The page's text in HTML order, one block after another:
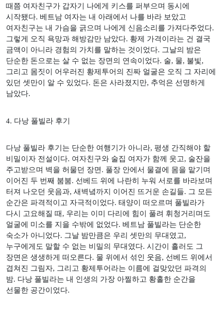
때쯤 여자친구가 갑자기 나에게 키스를 퍼부으며 동시에
시작됐다. 베트남 여자는 내 아래에서 나를 바라 보았고
여자친구는 내 가슴을 긁으며 나에게 신음소리를 가져다주었다.
그렇게 오직 욕망과 해방감만 남았다. 황제 가격이라는 건 결국
금액이 아니라 경험의 가치를 말하는 것이었다. 그날의 밤은
단순한 돈으로는 살 수 없는 장면의 연속이었다. 술, 물, 불빛,
그리고 몸짓이 어우러진 황제투어의 진짜 얼굴은 오직 그 자리에
있던 셋만이 알 수 있었다. 돈은 사라졌지만, 추억은 선명하게
남았다.
4. 다낭 풀빌라 후기
다낭 풀빌라 후기는 단순한 여행기가 아니라, 평생 간직해야 할
비밀이자 전설이다. 여자친구와 술집 여자가 함께 웃고, 술잔을
주고받으며 벽을 허물던 장면. 풀장 안에서 물결에 몸을 맡기며
이어진 두 번째 붐붐. 선베드 위에 나란히 누워 서로를 바라보며
터져 나오던 웃음과, 새벽녘까지 이어진 뜨거운 손길들. 그 모든
순간은 파격적이고 자극적이었다. 태양이 떠오르며 풀빌라가
다시 고요해질 때 , 우리는 이미 다리에 힘이 풀려 휘청거리며도
얼굴에 미소를 지을 수밖에 없었다. 베트남 풀빌라는 단순한
숙소가 아니었다. 그날 밤만큼은 우리 셋만의 무대였고,
누구에게도 말할 수 없는 비밀의 무대였다. 시간이 흘러도 그
장면은 생생하게 떠오른다. 물 위에서 섞인 웃음, 선베드 위에서
겹쳐진 그림자, 그리고 황제투어라는 이름에 걸맞았던 파격의
밤. 다낭 풀빌라는 내 인생의 가장 아찔하고 황홀한 순간을
선물한 공간이었다.